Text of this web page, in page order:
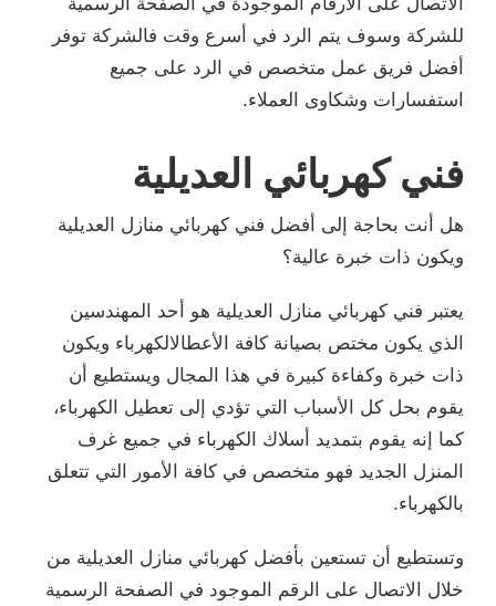
للشركة وسوف يتم الرد في أسرع وقت فالشركة توفر
أفضل فريق عمل متخصص في الرد على جميع
استفسارات وشكاوى العملاء.
فني كهربائي العديلية
هل أنت بحاجة إلى أفضل فني كهربائي منازل العديلية
ويكون ذات خبرة عالية؟
يعتبر فني كهربائي منازل العديلية هو أحد المهندسين
الذي يكون مختص بصيانة كافة الأعطالالكهرباء ويكون
ذات خبرة وكفاءة كبيرة في هذا المجال ويستطيع أن
يقوم بحل كل الأسباب التي تؤدي إلى تعطيل الكهرباء،
كما إنه يقوم بتمديد أسلاك الكهرباء في جميع غرف
المنزل الجديد فهو متخصص في كافة الأمور التي تتعلق
بالكهرباء.
وتستطيع أن تستعين بأفضل كهربائي منازل العديلية من
خلال الاتصال على الرقم الموجود في الصفحة الرسمية